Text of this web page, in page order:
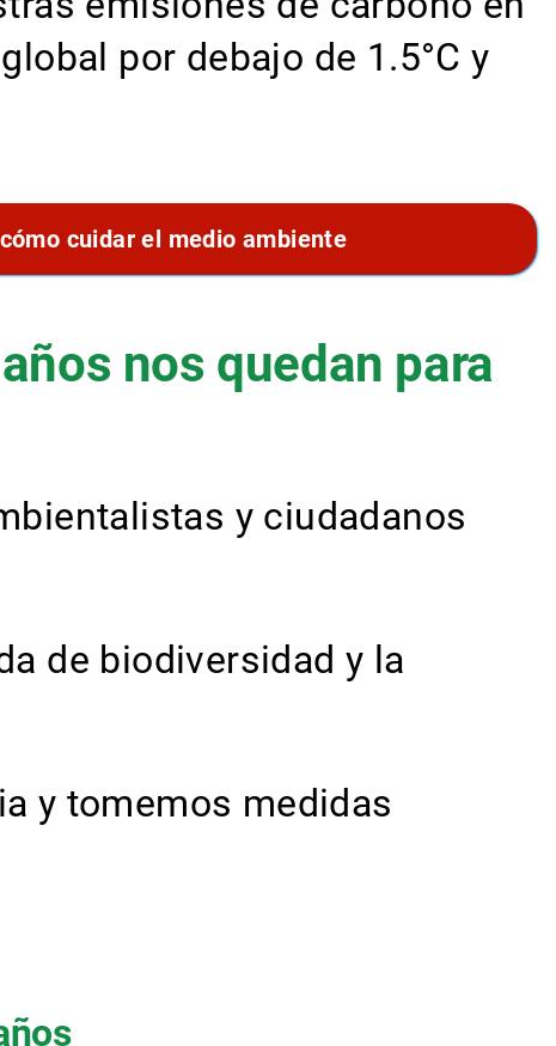
por debajo de 1.5°C y
cuidar el medio ambiente
nos quedan para
y ciudadanos
de biodiversidad y la
y tomemos medidas